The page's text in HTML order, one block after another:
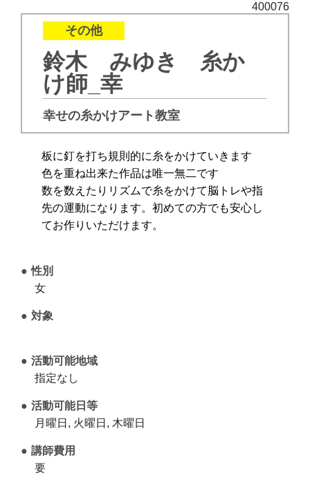
400076
その他
鈴木 みゆき 糸か
け師_幸
幸せの糸かけアート教室
板に釘を打ち規則的に糸をかけていきます
色を重ね出来た作品は唯一無二です
数を数えたりリズムで糸をかけて脳トレや指
先の運動になります。初めての方でも安心し
てお作りいただけます。
性別
女
対象
活動可能地域
指定なし
活動可能日等
月曜日, 火曜日, 木曜日
講師費用
要